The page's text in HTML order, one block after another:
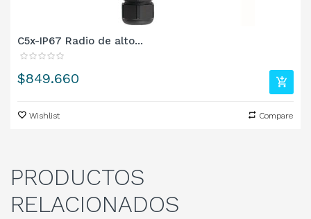
C5x-IP67 Radio de alto...
Precio
$849.660
Wishlist Compare
PRODUCTOS
RELACIONADOS